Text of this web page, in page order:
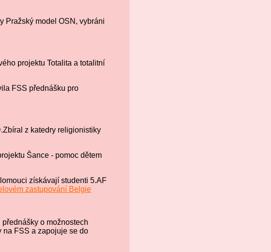
Pražský model OSN, vybráni
projektu Totalita a totalitní
FSS přednášku pro
z katedry religionistiky
Šance - pomoc dětem
získávají studenti 5.AF
zastupování Belgie
o možnostech
na FSS a zapojuje se do